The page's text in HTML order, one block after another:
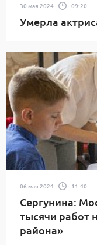
30 мая 2024 09:20
Умерла
06 мая 2024 11:40
Сергунина:
тысячи работ
района»